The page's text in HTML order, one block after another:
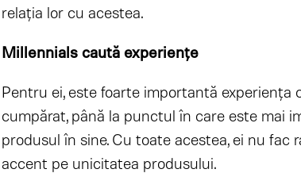
relaţia lor cu acestea.
Millennials caută experienţe
Pentru ei, este foarte importantă experienţa
cumpărat, până la punctul în care este mai
produsul în sine. Cu toate acestea, ei nu fac
accent pe unicitatea produsului.